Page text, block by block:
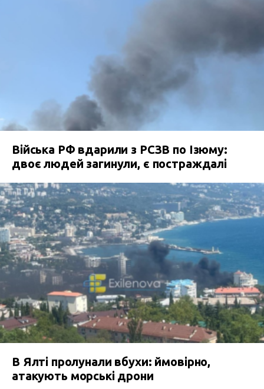
Війська РФ вдарили з РСЗВ по Ізюму:
двоє людей загинули, є постраждалі
В Ялті пролунали вбухи: ймовірно,
атакують морські дрони